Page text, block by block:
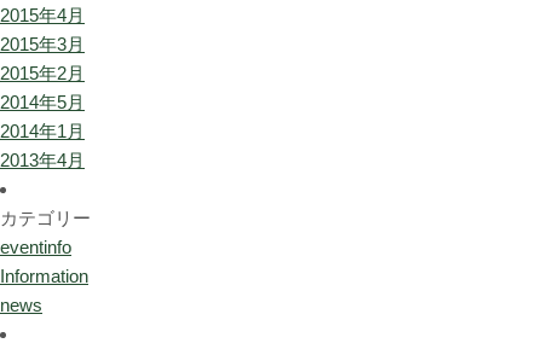
2015年4月
2015年3月
2015年2月
2014年5月
2014年1月
2013年4月
カテゴリー
eventinfo
Information
news